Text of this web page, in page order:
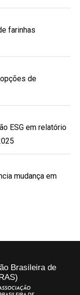
farinhas
de
ESG em relatório
mudança em
Brasileira de